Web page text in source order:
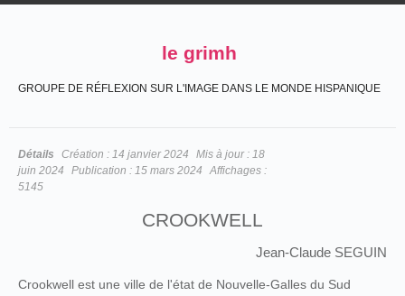
le grimh
GROUPE DE RÉFLEXION SUR L'IMAGE DANS LE MONDE HISPANIQUE
Détails Création : 14 janvier 2024 Mis à jour : 18
juin 2024
Publication : 15 mars 2024
Affichages :
5145
CROOKWELL
Jean-Claude SEGUIN
Crookwell est une ville de l'état de Nouvelle-Galles du Sud